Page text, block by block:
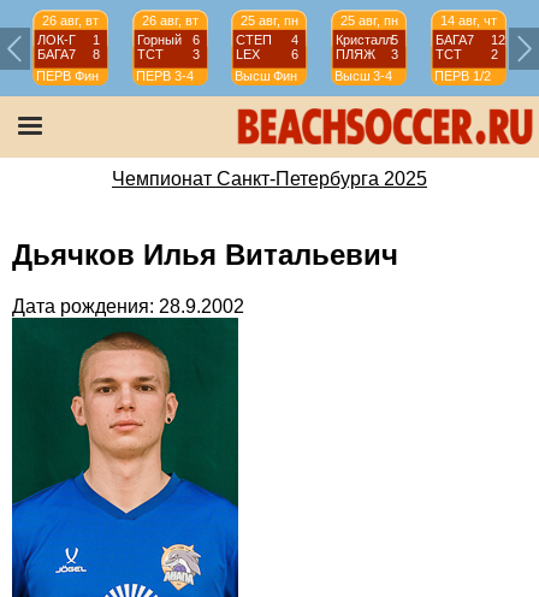
26 авг, вт
ЛОК-Г
1
БАГА7
8
ПЕРВ Фин
26 авг, вт
Горный
6
ТСТ
3
ПЕРВ 3-4
25 авг, пн
СТЕП
4
LEX
6
Высш Фин
25 авг, пн
Кристалл5
ПЛЯЖ
3
Высш 3-4
14 авг, чт
БАГА7
12
ТСТ
2
ПЕРВ 1/2
Чемпионат Санкт-Петербурга 2025
Дьячков Илья Витальевич
Дата рождения: 28.9.2002